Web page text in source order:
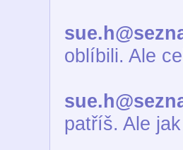
oblíbili. Ale
patříš. Ale